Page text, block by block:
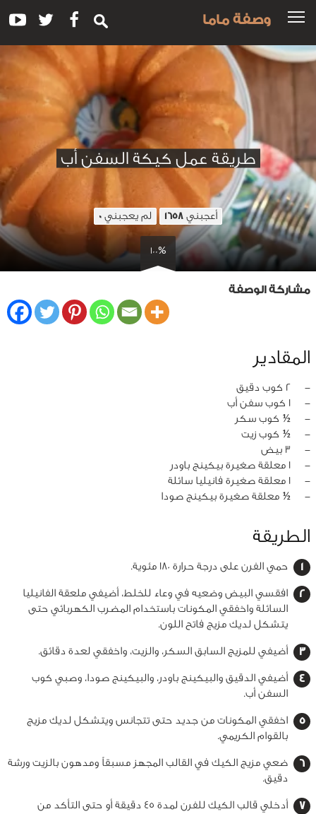
وصفة ماما
طريقة عمل كيكة السفن أب
أعجبني 1658 لم يعجبني 0
100%
مشاركة الوصفة
المقادير
‏-
2 كوب دقيق
‏-
1 كوب سفن أب
‏-
½ كوب سكر
‏-
½ كوب زيت
‏-
3 بيض
‏-
1 معلقة صغيرة بيكينج باودر
‏-
1 معلقة صغيرة فانيليا سائلة
‏-
½ معلقة صغيرة بيكينج صودا
الطريقة
حمي الفرن على درجة حرارة 180 مئوية.
افقسي البيض وضعيه في وعاء للخلط، أضيفي ملعقة الفانيليا
السائلة واخفقي المكونات باستخدام المضرب الكهربائي حتى
يتشكل لديك مزيج فاتح اللون.
أضيفي للمزيج السابق السكر، والزيت، واخفقي لعدة دقائق.
أضيفي الدقيق والبيكينج باودر، والبيكينج صودا، وصبي كوب
السفن أب.
اخفقي المكونات من جديد حتى تتجانس ويتشكل لديك مزيج
بالقوام الكريمي.
ضعي مزيج الكيك في القالب المجهز مسبقاً ومدهون بالزيت ورشة
دقيق.
أدخلي قالب الكيك للفرن لمدة 45 دقيقة أو حتى التأكد من